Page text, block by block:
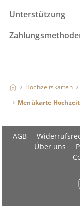
Unterstützung
Hochzeitskarten
Menükarte
AGB
Über uns